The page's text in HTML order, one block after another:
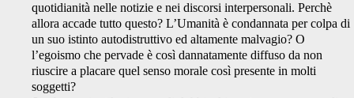
quotidianità nelle notizie e nei discorsi interpersonali. Perchè
allora accade tutto questo? L’Umanità è condannata per colpa di
un suo istinto autodistruttivo ed altamente malvagio? O
l’egoismo che pervade è così dannatamente diffuso da non
riuscire a placare quel senso morale così presente in molti
soggetti?